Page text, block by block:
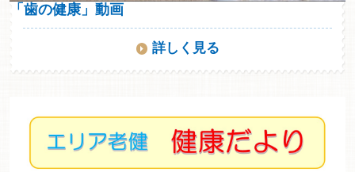
「歯の健康」動画
詳しく見る